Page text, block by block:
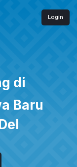
Login
di
Baru